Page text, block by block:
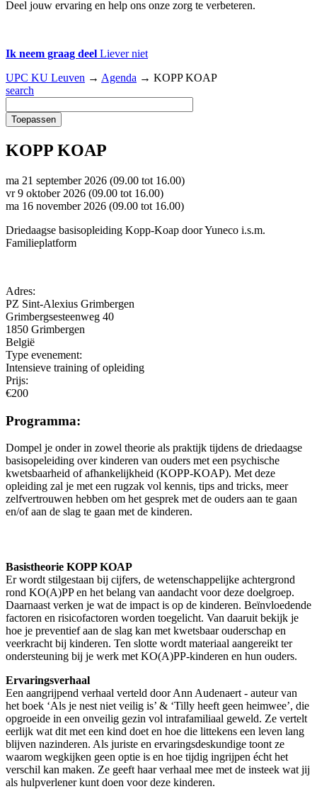
Deel jouw ervaring en help ons onze zorg te verbeteren.
Ik neem graag deel Liever niet
UPC KU Leuven → Agenda → KOPP KOAP
search
KOPP KOAP
ma 21 september 2026 (09.00 tot 16.00)
vr 9 oktober 2026 (09.00 tot 16.00)
ma 16 november 2026 (09.00 tot 16.00)
Driedaagse basisopleiding Kopp-Koap door Yuneco i.s.m.
Familieplatform
Adres:
PZ Sint-Alexius Grimbergen
Grimbergsesteenweg 40
1850 Grimbergen
België
Type evenement:
Intensieve training of opleiding
Prijs:
€200
Programma:
Dompel je onder in zowel theorie als praktijk tijdens de driedaagse
basisopeleiding over kinderen van ouders met een psychische
kwetsbaarheid of afhankelijkheid (KOPP-KOAP). Met deze
opleiding zal je met een rugzak vol kennis, tips and tricks, meer
zelfvertrouwen hebben om het gesprek met de ouders aan te gaan
en/of aan de slag te gaan met de kinderen.
Basistheorie KOPP KOAP
Er wordt stilgestaan bij cijfers, de wetenschappelijke achtergrond
rond KO(A)PP en het belang van aandacht voor deze doelgroep.
Daarnaast verken je wat de impact is op de kinderen. Beïnvloedende
factoren en risicofactoren worden toegelicht. Van daaruit bekijk je
hoe je preventief aan de slag kan met kwetsbaar ouderschap en
veerkracht bij kinderen. Ten slotte wordt materiaal aangereikt ter
ondersteuning bij je werk met KO(A)PP-kinderen en hun ouders.
Ervaringsverhaal
Een aangrijpend verhaal verteld door Ann Audenaert - auteur van
het boek ‘Als je nest niet veilig is’ & ‘Tilly heeft geen heimwee’, die
opgroeide in een onveilig gezin vol intrafamiliaal geweld. Ze vertelt
eerlijk wat dit met een kind doet en hoe die littekens een leven lang
blijven nazinderen. Als juriste en ervaringsdeskundige toont ze
waarom wegkijken geen optie is en hoe tijdig ingrijpen écht het
verschil kan maken. Ze geeft haar verhaal mee met de insteek wat jij
als hulpverlener kunt doen voor deze kinderen.